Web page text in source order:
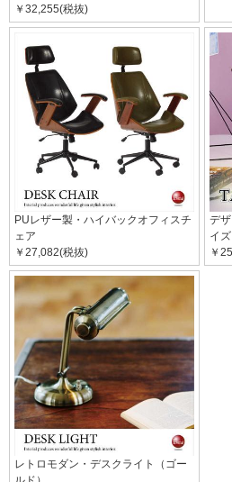
￥32,255(税抜)
PUレザー製・ハイバックオフィスチ
ェア
￥27,082(税抜)
デ
イ
￥
レトロモダン・デスクライト（ゴー